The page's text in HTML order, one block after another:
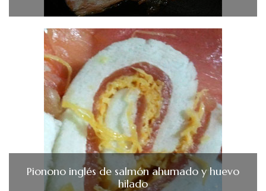
Pionono inglés de salmón ahumado y huevo
hilado